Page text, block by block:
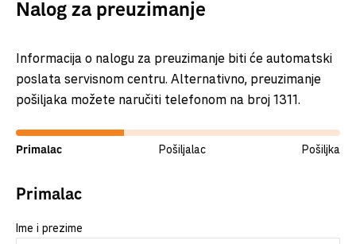
Nalog za preuzimanje
Informacija o nalogu za preuzimanje biti će automatski
poslata servisnom centru. Alternativno, preuzimanje
pošiljaka možete naručiti telefonom na broj 1311.
Primalac Pošiljalac Pošiljka
Primalac
Ime i prezime